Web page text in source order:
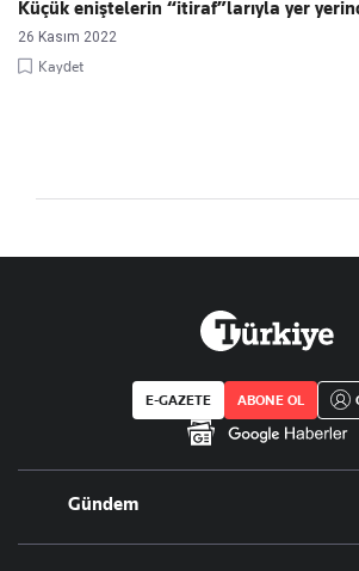
Küçük eniştelerin “itiraf”larıyla yer
26 Kasım 2022
Kaydet
E-GAZETE ABONE OL
Gündem
Politika